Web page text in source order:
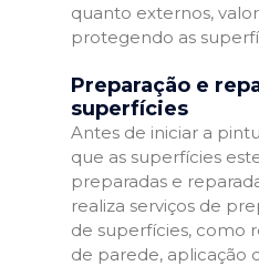
quanto externos,
protegendo as
Preparação e
superfícies
Antes de iniciar a
que as superfícies
preparadas e
realiza serviços de
de superfícies, como
de parede, aplicação